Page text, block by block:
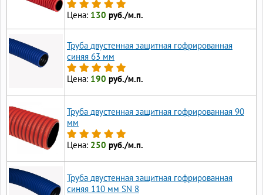
Цена: 130 руб./м.п.
Труба двустенная защитная гофрированная
синяя 63 мм
Цена: 190 руб./м.п.
Труба двустенная защитная гофрированная 90
мм
Цена: 250 руб./м.п.
Труба двустенная защитная гофрированная
синяя 110 мм SN 8